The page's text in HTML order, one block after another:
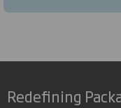
Redefining